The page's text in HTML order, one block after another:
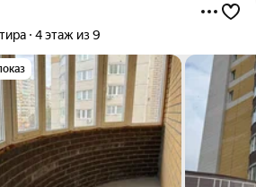
4 этаж из 9